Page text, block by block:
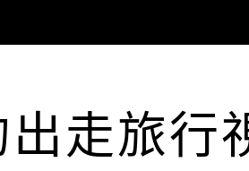
走旅行